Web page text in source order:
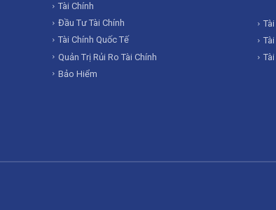
Tài Chính
Đầu Tư Tài Chính
Tài Chính Quốc Tế
Quản Trị Rủi Ro Tài Chính
Bảo Hiểm